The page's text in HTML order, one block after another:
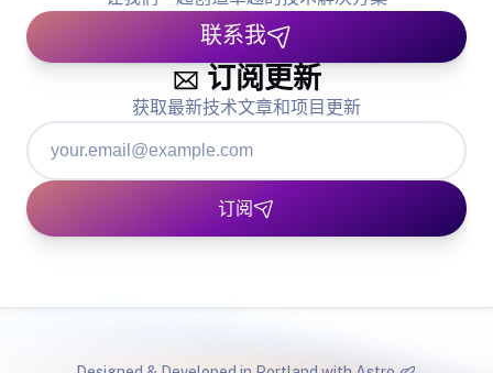
联系我
订阅更新
获取最新技术文章和项目更新
订阅